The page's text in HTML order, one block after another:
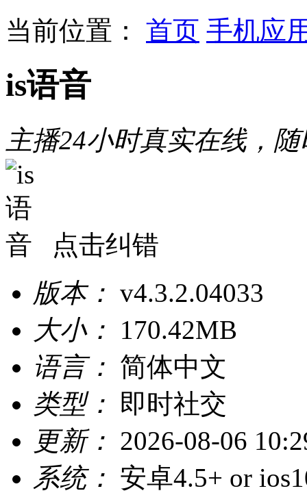
当前位置： 首页 手机应
is语音
主播24小时真实在线，
点击纠错
版本： v4.3.2.04033
大小： 170.42MB
语言： 简体中文
类型： 即时社交
更新： 2026-08-06
系统： 安卓4.5+ or